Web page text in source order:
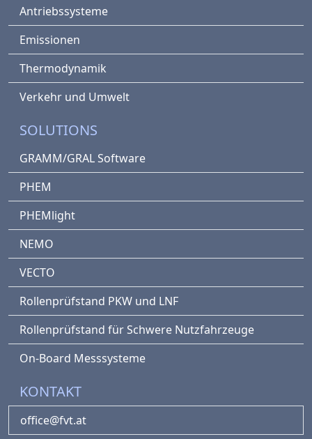
Antriebssysteme
Emissionen
Thermodynamik
Verkehr und Umwelt
SOLUTIONS
GRAMM/GRAL Software
PHEM
PHEMlight
NEMO
VECTO
Rollenprüfstand PKW und LNF
Rollenprüfstand für Schwere Nutzfahrzeuge
On-Board Messsysteme
KONTAKT
office@fvt.at